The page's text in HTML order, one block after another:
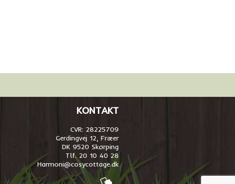
KONTAKT
CVR: 28225709
Gerdingvej 12, Fræer
DK 9520 Skørping
Tlf. 20 10 40 28
Harmoni@cosycottage.dk